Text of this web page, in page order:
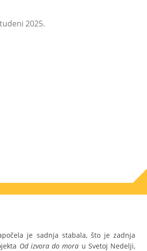
2025.
je sadnja stabala, što je zadnja
Od izvora do mora u Svetoj Nedelji,